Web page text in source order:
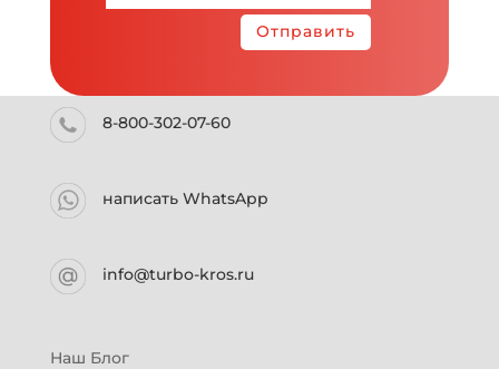
Отправить
8-800-302-07-60
написать WhatsApp
info@turbo-kros.ru
Наш Блог